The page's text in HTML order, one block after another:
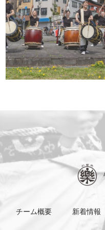
チーム概要 新着情報